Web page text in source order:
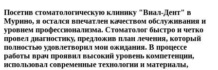
Посетив стоматологическую клинику "Виал-Дент" в
Мурино, я остался впечатлен качеством обслуживания и
уровнем профессионализма. Стоматолог быстро и четко
провел диагностику, предложив план лечения, который
полностью удовлетворил мои ожидания. В процессе
работы врач проявил высокий уровень компетенции,
использовал современные технологии и материалы,